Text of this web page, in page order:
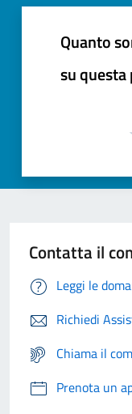
Quanto
su questa
Contatta il
Leggi le
Richiedi
Chiama il
Prenota un